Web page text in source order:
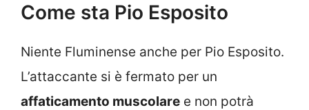
Come sta Pio Esposito
Niente Fluminense anche per Pio Esposito.
L’attaccante si è fermato per un
affaticamento muscolare e non potrà